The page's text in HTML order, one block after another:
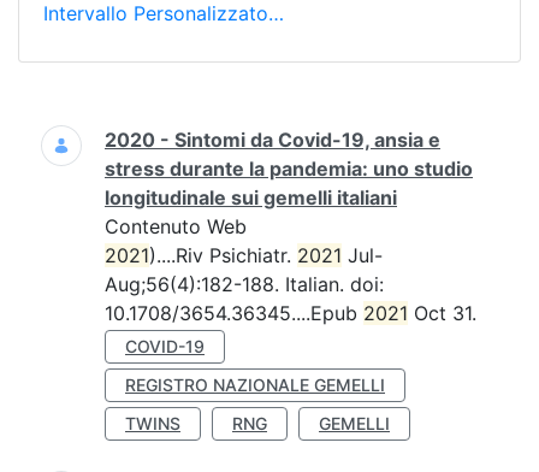
Intervallo Personalizzato…
Ricerca
2020 - Sintomi da Covid-19, ansia e
stress durante la pandemia: uno studio
longitudinale sui gemelli italiani
Contenuto Web
2021)....Riv Psichiatr. 2021 Jul-
Aug;56(4):182-188. Italian. doi:
10.1708/3654.36345....Epub 2021 Oct 31.
COVID-19
REGISTRO NAZIONALE GEMELLI
TWINS
RNG GEMELLI